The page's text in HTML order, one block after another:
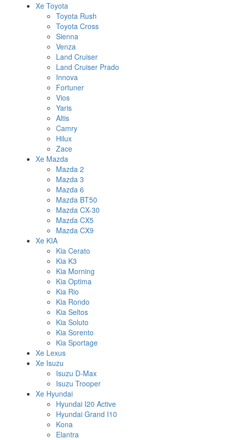
Xe Toyota
Toyota Rush
Toyota Cross
Sienna
Venza
Land Cruiser
Land Cruiser Prado
Innova
Fortuner
Vios
Yaris
Altis
Camry
Hilux
Zace
Xe Mazda
Mazda 2
Mazda 3
Mazda 6
Mazda BT50
Mazda CX-30
Mazda CX5
Mazda CX9
Xe KIA
Kia Cerato
Kia K3
Kia Morning
Kia Optima
Kia Rio
Kia Rondo
Kia Seltos
Kia Soluto
Kia Sorento
Kia Sportage
Xe Lexus
Xe Isuzu
Isuzu D-Max
Isuzu Trooper
Xe Hyundai
Hyundai I20 Active
Hyundai Grand I10
Kona
Elantra